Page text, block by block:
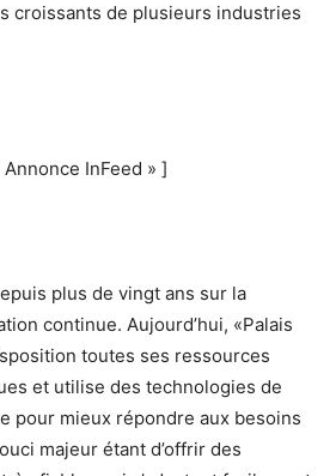
croissants de plusieurs industries
InFeed » ]
plus de vingt ans sur la
continue. Aujourd’hui, «Palais
toutes ses ressources
et utilise des technologies de
pour mieux répondre aux besoins
majeur étant d’offrir des